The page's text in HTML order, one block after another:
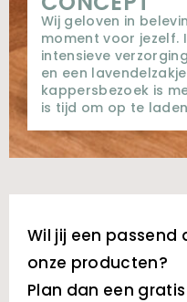
Wij geloven in
moment voor jezelf.
intensieve
en een
kappersbezoek is
is tijd om op te
Wil jij een
onze producten?
Plan dan een